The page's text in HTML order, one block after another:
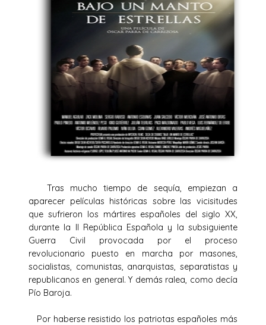
Tras mucho tiempo de sequía, empiezan a
aparecer películas históricas sobre las vicisitudes
que sufrieron los mártires españoles del siglo XX,
durante la II República Española y la subsiguiente
Guerra Civil provocada por el proceso
revolucionario puesto en marcha por masones,
socialistas, comunistas, anarquistas, separatistas y
republicanos en general. Y demás ralea, como decía
Pío Baroja.
Por haberse resistido los patriotas españoles más